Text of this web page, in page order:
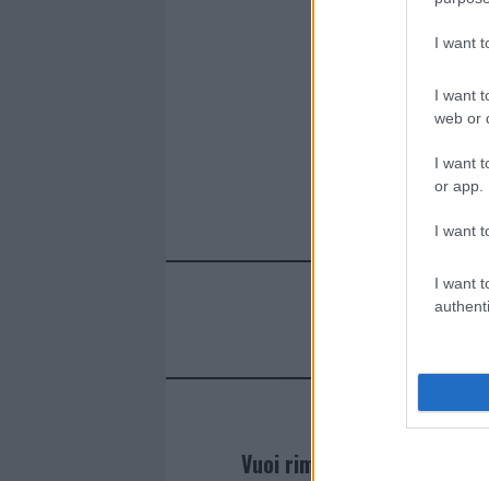
I want
I want
web or
I want
or app.
I want
I want
Vuoi rimanere sempre